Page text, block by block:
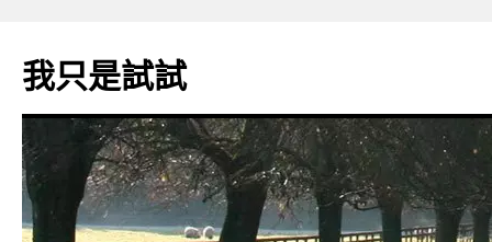
我只是試試